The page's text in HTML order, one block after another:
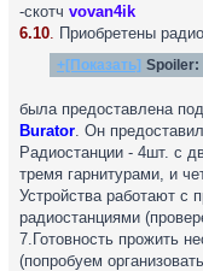
-скотч vovan4ik
6.10. Приобретены
+[Показать] Spoiler:
была предоставлена
Burator . Он
Радиостанции - 4шт. с
тремя гарнитурами, и
Устройства работают с
радиостанциями
7.Готовность прожить
(попробуем